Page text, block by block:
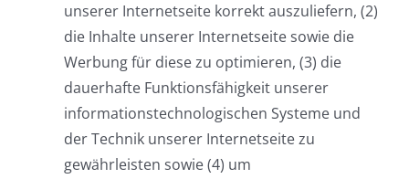
unserer Internetseite korrekt auszuliefern, (2)
die Inhalte unserer Internetseite sowie die
Werbung für diese zu optimieren, (3) die
dauerhafte Funktionsfähigkeit unserer
informationstechnologischen Systeme und
der Technik unserer Internetseite zu
gewährleisten sowie (4) um